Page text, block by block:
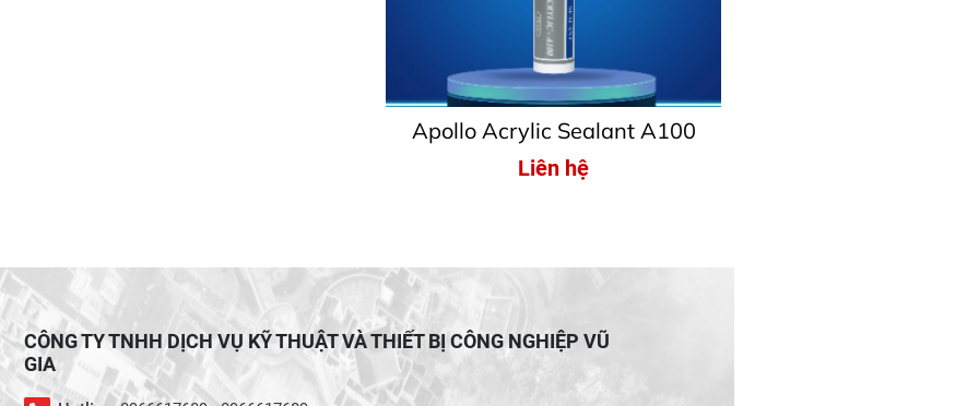
Apollo Acrylic Sealant A100
Liên hệ
CÔNG TY TNHH DỊCH VỤ KỸ THUẬT VÀ THIẾT BỊ CÔNG NGHIỆP VŨ
GIA